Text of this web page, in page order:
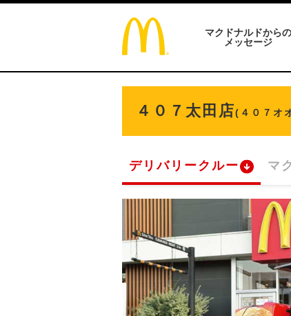
マクドナルドからの
メッセージ
４０７太田店(４０７オ
デリバリークルー マ